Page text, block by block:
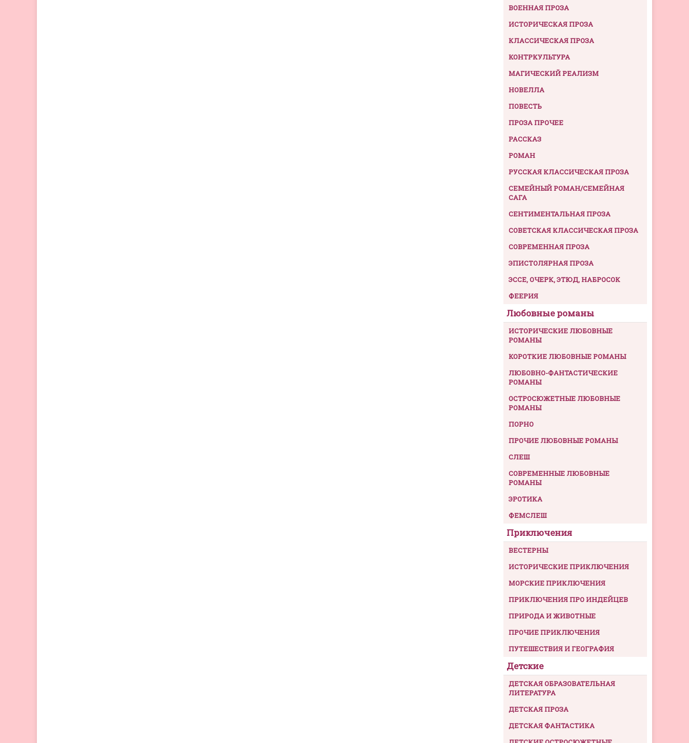
ВОЕННАЯ ПРОЗА
ИСТОРИЧЕСКАЯ ПРОЗА
КЛАССИЧЕСКАЯ ПРОЗА
КОНТРКУЛЬТУРА
МАГИЧЕСКИЙ РЕАЛИЗМ
НОВЕЛЛА
ПОВЕСТЬ
ПРОЗА ПРОЧЕЕ
РАССКАЗ
РОМАН
РУССКАЯ КЛАССИЧЕСКАЯ ПРОЗА
СЕМЕЙНЫЙ РОМАН/СЕМЕЙНАЯ
САГА
СЕНТИМЕНТАЛЬНАЯ ПРОЗА
СОВЕТСКАЯ КЛАССИЧЕСКАЯ ПРОЗА
СОВРЕМЕННАЯ ПРОЗА
ЭПИСТОЛЯРНАЯ ПРОЗА
ЭССЕ, ОЧЕРК, ЭТЮД, НАБРОСОК
ФЕЕРИЯ
Любовные романы
ИСТОРИЧЕСКИЕ ЛЮБОВНЫЕ
РОМАНЫ
КОРОТКИЕ ЛЮБОВНЫЕ РОМАНЫ
ЛЮБОВНО-ФАНТАСТИЧЕСКИЕ
РОМАНЫ
ОСТРОСЮЖЕТНЫЕ ЛЮБОВНЫЕ
РОМАНЫ
ПОРНО
ПРОЧИЕ ЛЮБОВНЫЕ РОМАНЫ
СЛЕШ
СОВРЕМЕННЫЕ ЛЮБОВНЫЕ
РОМАНЫ
ЭРОТИКА
ФЕМСЛЕШ
Приключения
ВЕСТЕРНЫ
ИСТОРИЧЕСКИЕ ПРИКЛЮЧЕНИЯ
МОРСКИЕ ПРИКЛЮЧЕНИЯ
ПРИКЛЮЧЕНИЯ ПРО ИНДЕЙЦЕВ
ПРИРОДА И ЖИВОТНЫЕ
ПРОЧИЕ ПРИКЛЮЧЕНИЯ
ПУТЕШЕСТВИЯ И ГЕОГРАФИЯ
Детские
ДЕТСКАЯ ОБРАЗОВАТЕЛЬНАЯ
ЛИТЕРАТУРА
ДЕТСКАЯ ПРОЗА
ДЕТСКАЯ ФАНТАСТИКА